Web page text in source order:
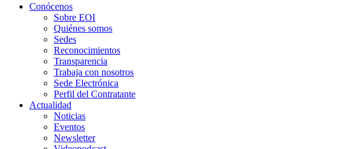
Conócenos
Sobre EOI
Quiénes somos
Sedes
Reconocimientos
Transparencia
Trabaja con nosotros
Sede Electrónica
Perfil del Contratante
Actualidad
Noticias
Eventos
Newsletter